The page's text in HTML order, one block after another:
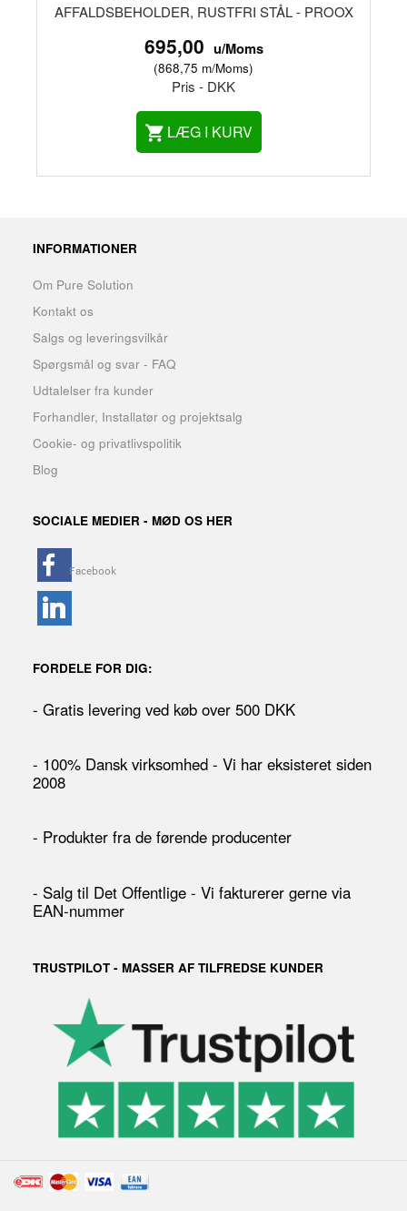
AFFALDSBEHOLDER, RUSTFRI STÅL - PROOX
695,00 u/Moms
(868,75 m/Moms)
Pris - DKK
LÆG I KURV
INFORMATIONER
Om Pure Solution
Kontakt os
Salgs og leveringsvilkår
Spørgsmål og svar - FAQ
Udtalelser fra kunder
Forhandler, Installatør og projektsalg
Cookie- og privatlivspolitik
Blog
SOCIALE MEDIER - MØD OS HER
FORDELE FOR DIG:
- Gratis levering ved køb over 500 DKK
- 100% Dansk virksomhed - Vi har eksisteret siden
2008
- Produkter fra de førende producenter
- Salg til Det Offentlige - Vi fakturerer gerne via
EAN-nummer
TRUSTPILOT - MASSER AF TILFREDSE KUNDER